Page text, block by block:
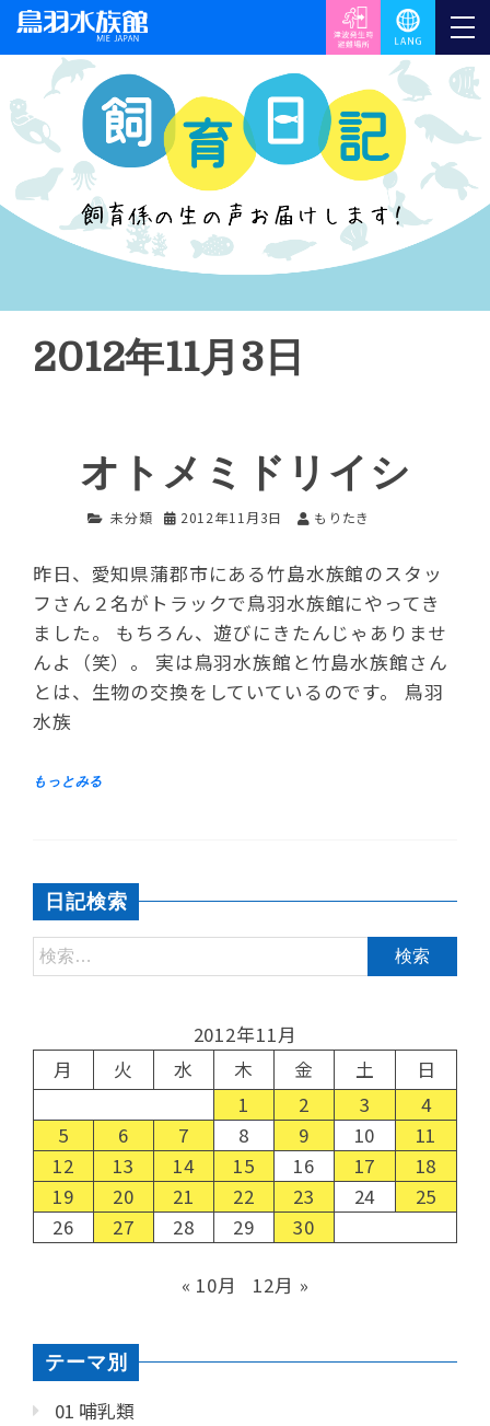
2012年11月3日
オトメミドリイシ
未分類 2012年11月3日 もりたき
昨日、愛知県蒲郡市にある竹島水族館のスタッ
フさん２名がトラックで鳥羽水族館にやってき
ました。 もちろん、遊びにきたんじゃありませ
んよ（笑）。 実は鳥羽水族館と竹島水族館さん
とは、生物の交換をしていているのです。 鳥羽
水族
日記検索
2012年11月
月
火 水 木 金 土
日
1
2 3
4
5
6 7 8 9 10
11
12
13 14 15 16 17
18
19
20 21 22 23 24
25
26
27 28 29 30
« 10月 12月 »
テーマ別
01 哺乳類